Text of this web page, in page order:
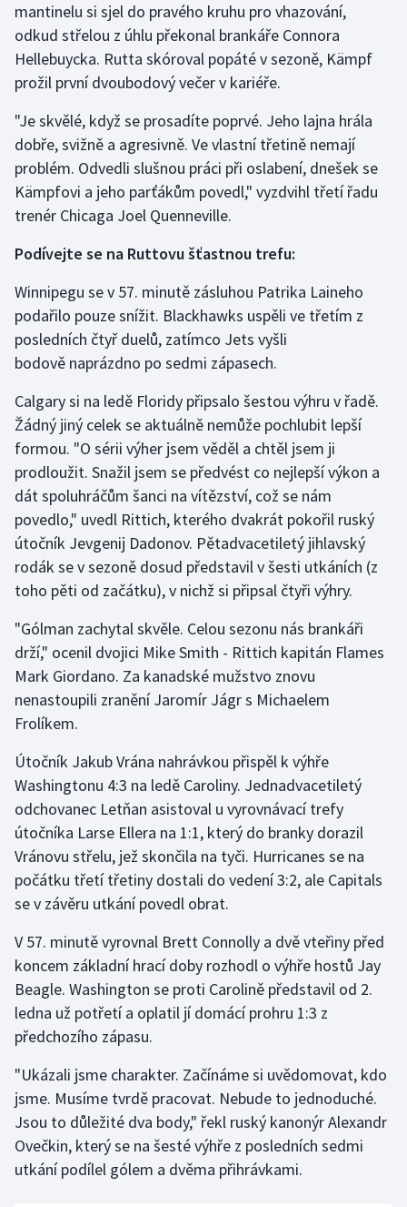
Olympijské hry
Parasport
Plážový volejbal
Ragby
Rychlobruslení
Short track
Sportovní střelba
Stolní tenis
Triatlon
Veslování
Vodní slalom
Volejbal
Ostatní
mantinelu si sjel do pravého kruhu pro vhazování,
odkud střelou z úhlu překonal brankáře Connora
Hellebuycka. Rutta skóroval popáté v sezoně, Kämpf
prožil první dvoubodový večer v kariéře.
"Je skvělé, když se prosadíte poprvé. Jeho lajna hrála
dobře, svižně a agresivně. Ve vlastní třetině nemají
problém. Odvedli slušnou práci při oslabení, dnešek se
Kämpfovi a jeho parťákům povedl," vyzdvihl třetí řadu
trenér Chicaga Joel Quenneville.
Podívejte se na Ruttovu šťastnou trefu:
Winnipegu se v 57. minutě zásluhou Patrika Laineho
podařilo pouze snížit. Blackhawks uspěli ve třetím z
posledních čtyř duelů, zatímco Jets vyšli
bodově naprázdno po sedmi zápasech.
Calgary si na ledě Floridy připsalo šestou výhru v řadě.
Žádný jiný celek se aktuálně nemůže pochlubit lepší
formou. "O sérii výher jsem věděl a chtěl jsem ji
prodloužit. Snažil jsem se předvést co nejlepší výkon a
dát spoluhráčům šanci na vítězství, což se nám
povedlo," uvedl Rittich, kterého dvakrát pokořil ruský
útočník Jevgenij Dadonov. Pětadvacetiletý jihlavský
rodák se v sezoně dosud představil v šesti utkáních (z
toho pěti od začátku), v nichž si připsal čtyři výhry.
"Gólman zachytal skvěle. Celou sezonu nás brankáři
drží," ocenil dvojici Mike Smith - Rittich kapitán Flames
Mark Giordano. Za kanadské mužstvo znovu
nenastoupili zranění Jaromír Jágr s Michaelem
Frolíkem.
Útočník Jakub Vrána nahrávkou přispěl k výhře
Washingtonu 4:3 na ledě Caroliny. Jednadvacetiletý
odchovanec Letňan asistoval u vyrovnávací trefy
útočníka Larse Ellera na 1:1, který do branky dorazil
Vránovu střelu, jež skončila na tyči. Hurricanes se na
počátku třetí třetiny dostali do vedení 3:2, ale Capitals
se v závěru utkání povedl obrat.
V 57. minutě vyrovnal Brett Connolly a dvě vteřiny před
koncem základní hrací doby rozhodl o výhře hostů Jay
Beagle. Washington se proti Carolině představil od 2.
ledna už potřetí a oplatil jí domácí prohru 1:3 z
předchozího zápasu.
"Ukázali jsme charakter. Začínáme si uvědomovat, kdo
jsme. Musíme tvrdě pracovat. Nebude to jednoduché.
Jsou to důležité dva body," řekl ruský kanonýr Alexandr
Ovečkin, který se na šesté výhře z posledních sedmi
utkání podílel gólem a dvěma přihrávkami.